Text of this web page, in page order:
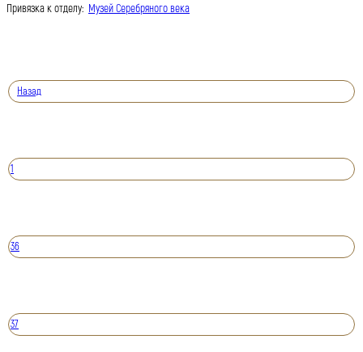
Привязка к отделу: Музей Серебряного века
Назад
1
36
37